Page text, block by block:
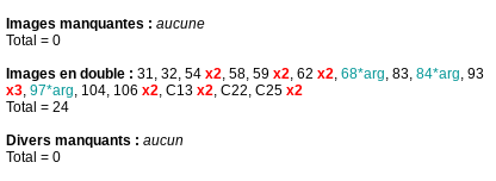
Images manquantes : aucune
Total = 0
Images en double : 31, 32, 54 x2, 58, 59 x2, 62 x2, 68*arg, 83, 84*arg, 93
x3, 97*arg, 104, 106 x2, C13 x2, C22, C25 x2
Total = 24
Divers manquants : aucun
Total = 0